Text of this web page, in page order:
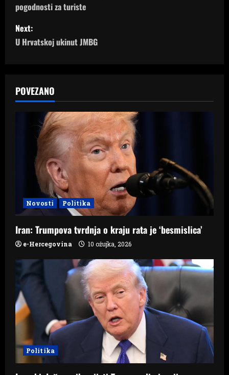
s
t
a
v
i
o
n
pogodnosti za turiste
Next:
U Hrvatskoj ukinut JMBG
POVEZANO
Novosti Politika
Iran: Trumpova tvrdnja o kraju rata je ‘besmislica’
e-Hercegovina 10 ožujka, 2026
Politika